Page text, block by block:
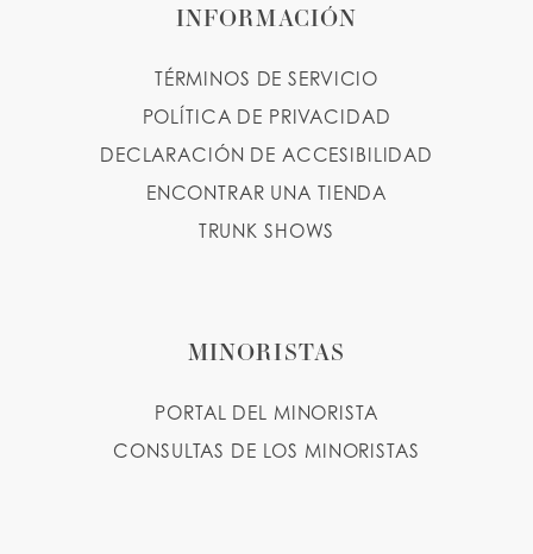
INFORMACIÓN
TÉRMINOS DE SERVICIO
POLÍTICA DE PRIVACIDAD
DECLARACIÓN DE ACCESIBILIDAD
ENCONTRAR UNA TIENDA
TRUNK SHOWS
MINORISTAS
PORTAL DEL MINORISTA
CONSULTAS DE LOS MINORISTAS